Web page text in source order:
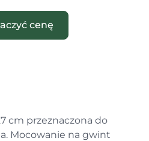
cenę
cm przeznaczona do
Mocowanie na gwint